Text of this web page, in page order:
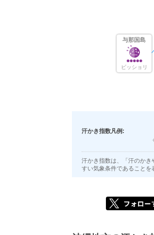
与那国島
ビッショリ
汗かき指数凡例:
汗かき指数は、「汗のか
すい気象条件であることを